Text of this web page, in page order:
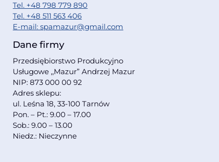
Tel. +48 798 779 890
Tel. +48 511 563 406
E-mail: spamazur@gmail.com
Dane firmy
Przedsiębiorstwo Produkcyjno
Usługowe ,,Mazur” Andrzej Mazur
NIP: 873 000 00 92
Adres sklepu:
ul. Leśna 18, 33-100 Tarnów
Pon. – Pt.: 9.00 – 17.00
Sob.: 9.00 – 13.00
Niedz.: Nieczynne